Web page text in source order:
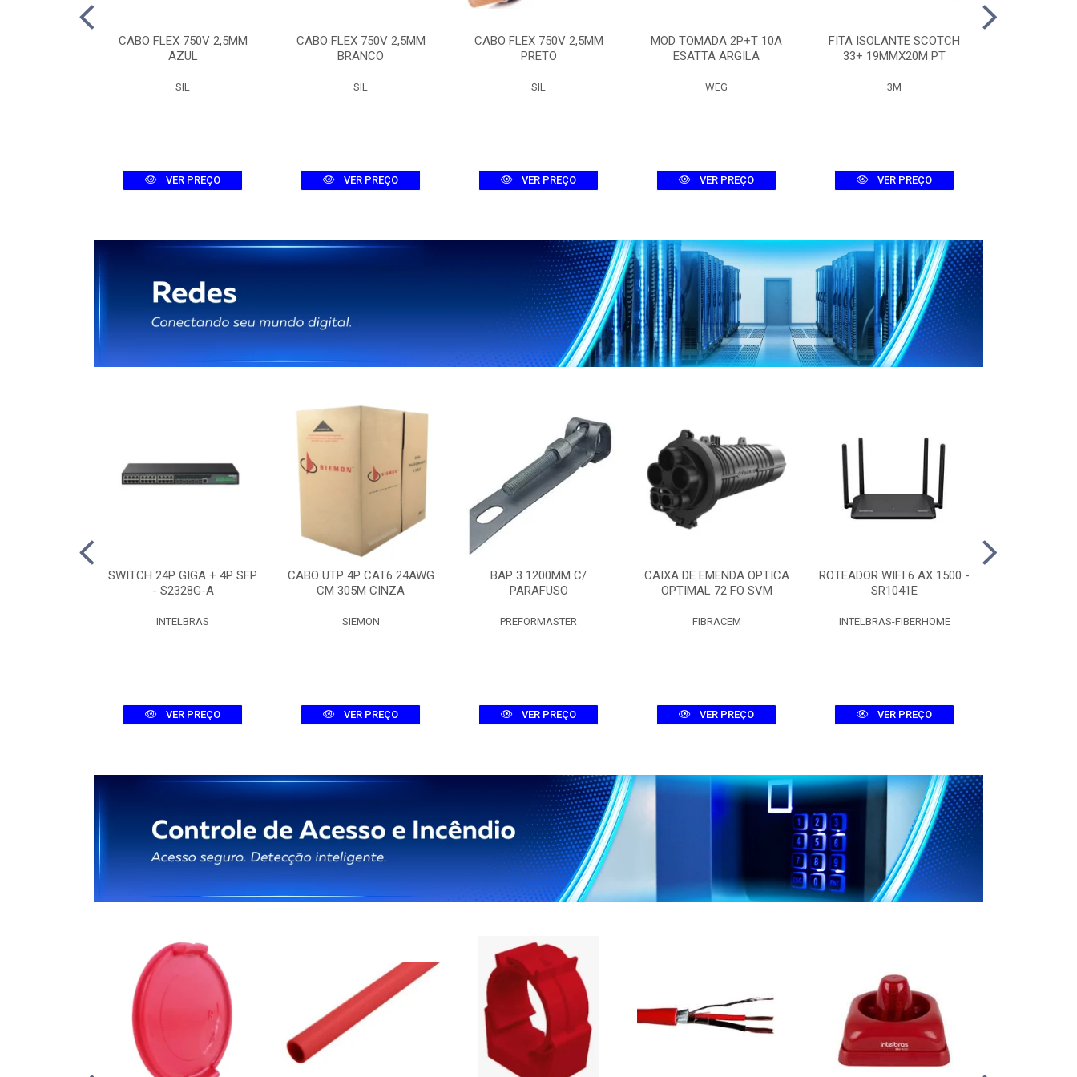
CABO FLEX 750V 2,5MM
AZUL
SIL
VER PREÇO
CABO FLEX 750V 2,5MM
BRANCO
SIL
VER PREÇO
CABO FLEX 750V 2,5MM
PRETO
SIL
VER PREÇO
MOD TOMADA 2P+T 10A
ESATTA ARGILA
WEG
VER PREÇO
FITA ISOLANTE SCOTCH
33+ 19MMX20M PT
3M
VER PREÇO
SWITCH 24P GIGA + 4P SFP
- S2328G-A
INTELBRAS
VER PREÇO
CABO UTP 4P CAT6 24AWG
CM 305M CINZA
SIEMON
VER PREÇO
BAP 3 1200MM C/
PARAFUSO
PREFORMASTER
VER PREÇO
CAIXA DE EMENDA OPTICA
OPTIMAL 72 FO SVM
FIBRACEM
VER PREÇO
ROTEADOR WIFI 6 AX 1500 -
SR1041E
INTELBRAS-FIBERHOME
VER PREÇO